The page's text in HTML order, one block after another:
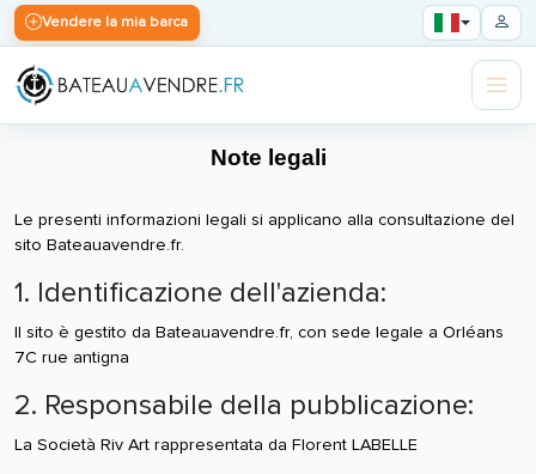
Vendere la mia barca
Note legali
Le presenti informazioni legali si applicano alla consultazione del
sito Bateauavendre.fr.
1. Identificazione dell'azienda:
Il sito è gestito da Bateauavendre.fr, con sede legale a Orléans
7C rue antigna
2. Responsabile della pubblicazione:
La Società Riv Art rappresentata da Florent LABELLE